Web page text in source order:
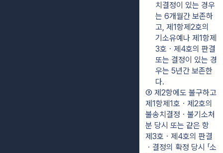
치결정이 있는 경우
는 6개월간 보존하
고, 제1항제2호의
기소유예나 제1항제
3호ㆍ제4호의 판결
또는 결정이 있는 경
우는 5년간 보존한
다.
③ 제2항에도 불구하고
제1항제1호ㆍ제2호의
불송치결정ㆍ불기소처
분 당시 또는 같은 항
제3호ㆍ제4호의 판결
ㆍ결정의 확정 당시 「소